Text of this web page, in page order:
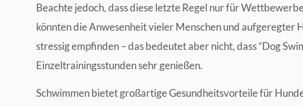
Beachte jedoch, dass diese letzte Regel nur für
könnten die Anwesenheit vieler Menschen und aufgeregter
stressig empfinden – das bedeutet aber nicht, dass “Dog
Einzeltrainingsstunden sehr genießen.
Schwimmen bietet großartige Gesundheitsvorteile für